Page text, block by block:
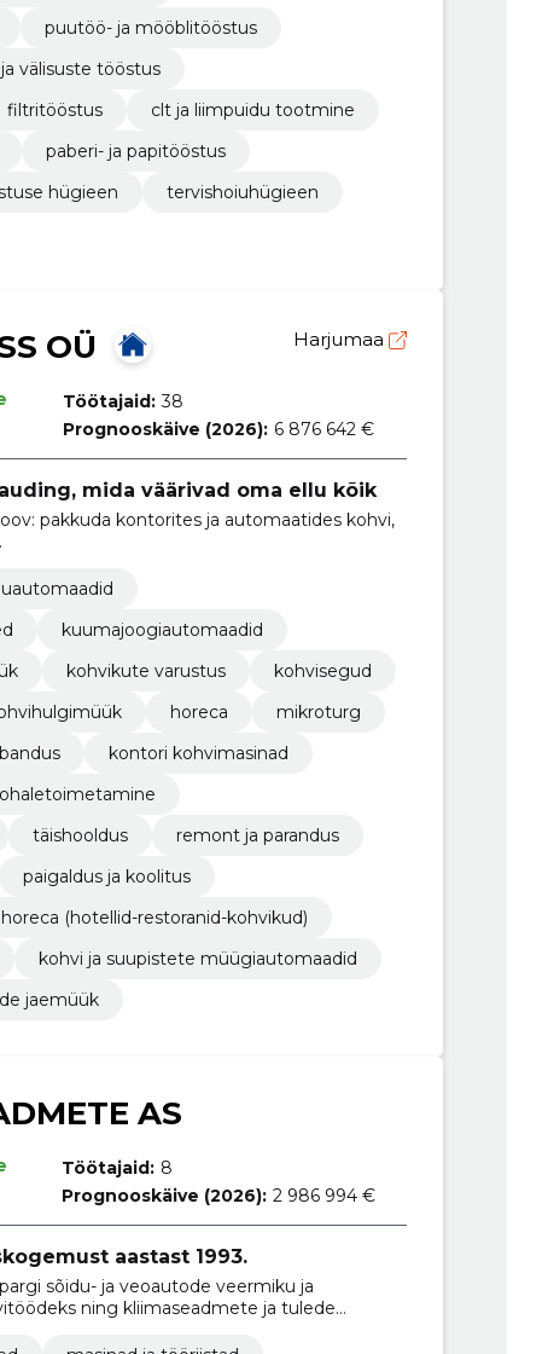
puutöö- ja mööblitööstus
välisuste tööstus
filtritööstus
clt ja liimpuidu tootmine
paberi- ja papitööstus
hügieen
tervishoiuhügieen
OÜ Harjumaa
Töötajaid: 38
Prognooskäive (2026): 6 876 642 €
mida väärivad oma ellu kõik
pakkuda kontorites ja automaatides kohvi,
kuumajoogiautomaadid
kohvikute varustus
kohvisegud
horeca
mikroturg
kontori kohvimasinad
täishooldus
remont ja parandus
paigaldus ja koolitus
horeca (hotellid-restoranid-kohvikud)
kohvi ja suupistete müügiautomaadid
jaemüük
AS
Töötajaid: 8
Prognooskäive (2026): 2 986 994 €
aastast 1993.
sõidu- ja veoautode veermiku ja
ning kliimaseadmete ja tulede